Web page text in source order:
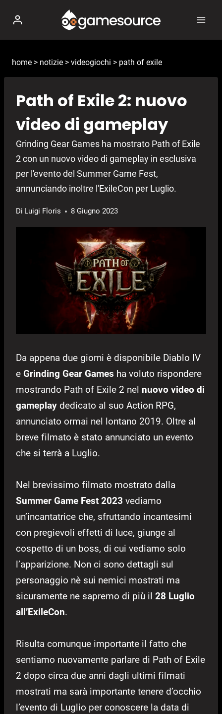
contenuto
home > notizie > videogiochi > path of exile
Path of Exile 2: nuovo
video di gameplay
Grinding Gear Games ha mostrato Path of Exile
2 con un nuovo video di gameplay in esclusiva
per l'evento del Summer Game Fest,
annunciando inoltre l'ExileCon per Luglio.
Di Luigi Floris 8 Giugno 2023
Da appena due giorni è disponibile Diablo IV
e Grinding Gear Games ha voluto rispondere
mostrando Path of Exile 2 nel nuovo video di
gameplay dedicato al suo Action RPG,
annunciato ormai nel lontano 2019. Oltre al
breve filmato è stato annunciato un evento
che si terrà a Luglio.
Nel brevissimo filmato mostrato dalla
Summer Game Fest 2023 vediamo
un’incantatrice che, sfruttando incantesimi
con pregievoli effetti di luce, giunge al
cospetto di un boss, di cui vediamo solo
l’apparizione. Non ci sono dettagli sul
personaggio nè sui nemici mostrati ma
sicuramente ne sapremo di più il 28 Luglio
all’ExileCon.
Risulta comunque importante il fatto che
sentiamo nuovamente parlare di Path of Exile
2 dopo circa due anni dagli ultimi filmati
mostrati ma sarà importante tenere d’occhio
l’evento di Luglio per conoscere la data di